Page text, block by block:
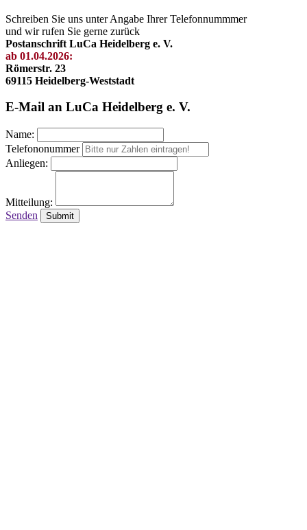
Schreiben Sie uns unter Angabe Ihrer Telefonnummmer
und wir rufen Sie gerne zurück
Postanschrift LuCa Heidelberg e. V.
ab 01.04.2026:
Römerstr. 23
69115 Heidelberg-Weststadt
E-Mail an LuCa Heidelberg e. V.
Name:
Telefononummer
Anliegen:
Mitteilung:
Senden